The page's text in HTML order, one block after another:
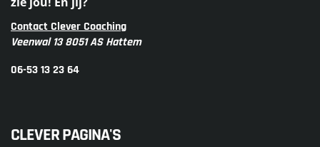
Contact Clever Coaching
Veenwal 13 8051 AS Hattem
06-53 13 23 64
CLEVER PAGINA'S